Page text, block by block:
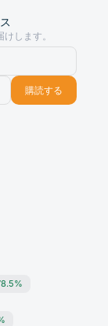
します。
購読する